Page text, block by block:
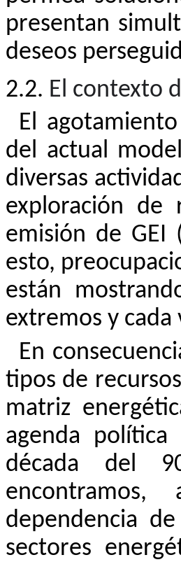
presentan
deseos
2.2. El contexto
El
del actual
diversas
exploración de
emisión de GEI
esto,
están
extremos y cada
En
tipos de
matriz
agenda
década del
dependencia
sectores